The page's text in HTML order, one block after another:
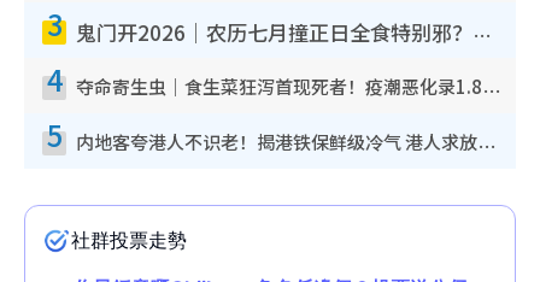
3 鬼门开2026｜农历七月撞正日全食特别邪？专家警告切忌做一事！揭4大禁忌+2招保平安
4 夺命寄生虫｜食生菜狂泻首现死者！疫潮恶化录1.8万宗病例 揭洗菜3大谬误
5 内地客夸港人不识老！揭港铁保鲜级冷气 港人求放过：别投诉